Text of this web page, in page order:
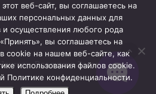
Владимир Захаров. Все
веб-сайт, вы соглашаетесь на
персональных данных для
и осуществления любого рода
вы соглашаетесь на
cookie на нашем веб-сайте, как
использования файлов cookie.
Политике конфиденциальности.